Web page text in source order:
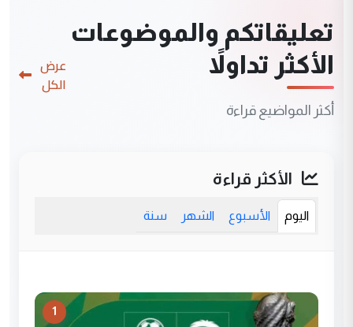
تعليقاتكم والموضوعات
الأكثر تداولاً
أكثر المواضيع قراءة
عرض
الكل
الأكثر قراءة
اليوم الأسبوع الشهر سنة
1